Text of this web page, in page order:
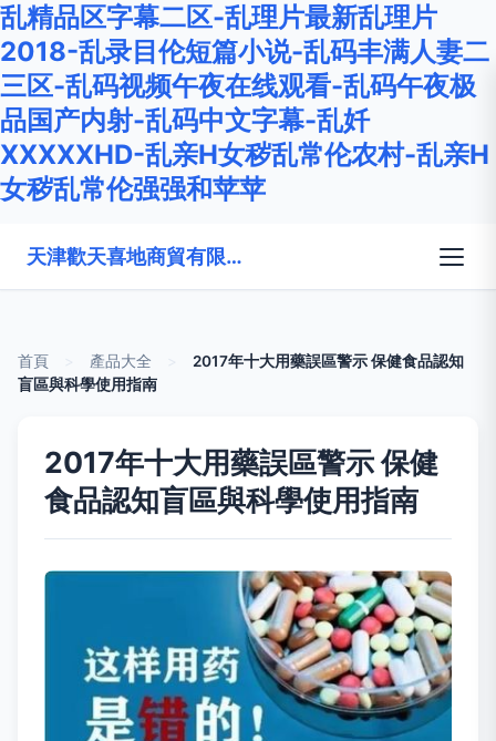
乱精品区字幕二区-乱理片最新乱理片
2018-乱录目伦短篇小说-乱码丰满人妻二
三区-乱码视频午夜在线观看-乱码午夜极
品国产内射-乱码中文字幕-乱奷
XXXXXHD-乱亲H女秽乱常伦农村-乱亲H
女秽乱常伦强强和苹苹
天津歡天喜地商貿有限公司
首頁 產品大全
2017年十大用藥誤區警示 保健食品認知
盲區與科學使用指南
2017年十大用藥誤區警示 保健
食品認知盲區與科學使用指南